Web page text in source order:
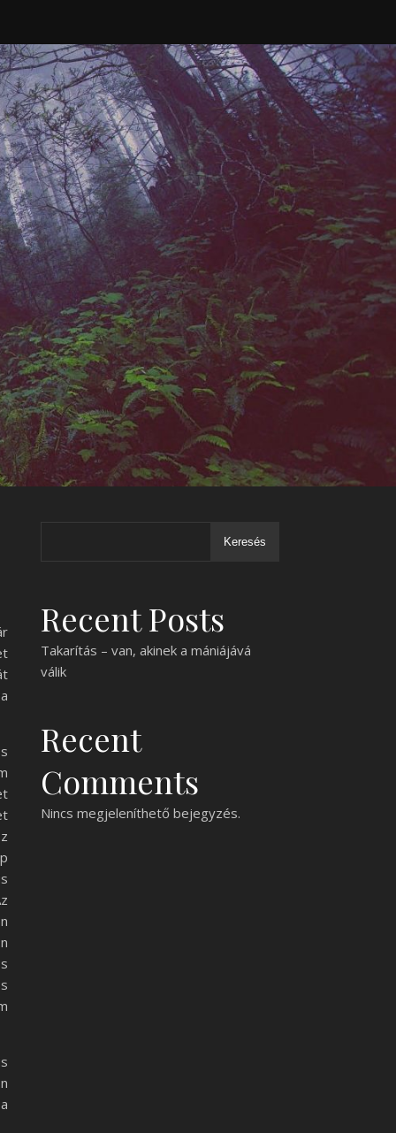
Keresés
Recent Posts
Takarítás – van, akinek a mániájává
válik
Recent
Comments
Nincs megjeleníthető bejegyzés.